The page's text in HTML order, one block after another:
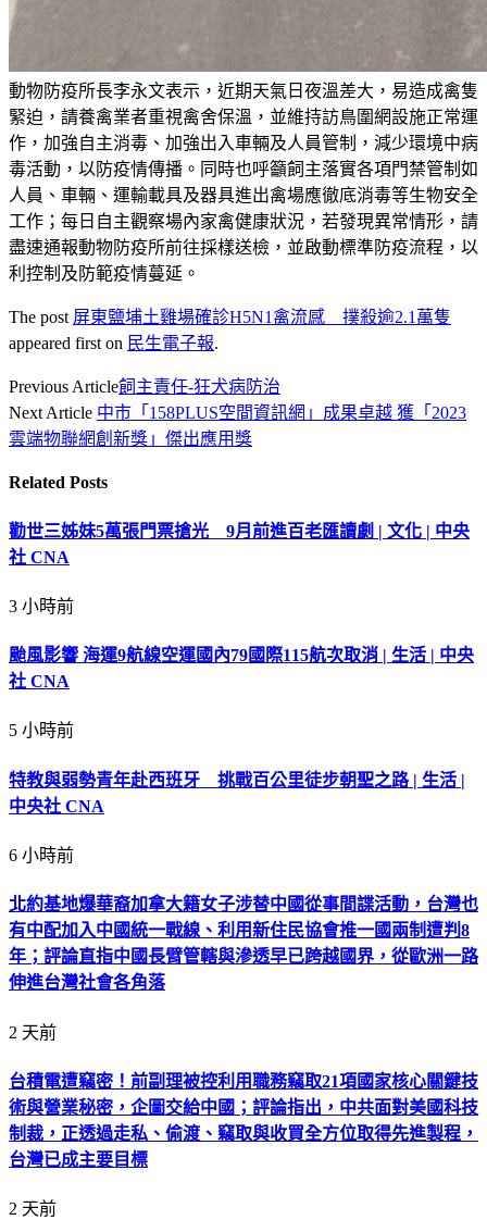
動物防疫所長李永文表示，近期天氣日夜溫差大，易造成禽隻
緊迫，請養禽業者重視禽舍保溫，並維持訪鳥圍網設施正常運
作，加強自主消毒、加強出入車輛及人員管制，減少環境中病
毒活動，以防疫情傳播。同時也呼籲飼主落實各項門禁管制如
人員、車輛、運輸載具及器具進出禽場應徹底消毒等生物安全
工作；每日自主觀察場內家禽健康狀況，若發現異常情形，請
盡速通報動物防疫所前往採樣送檢，並啟動標準防疫流程，以
利控制及防範疫情蔓延。
The post 屏東鹽埔土雞場確診H5N1禽流感 撲殺逾2.1萬隻
appeared first on 民生電子報.
Previous Article飼主責任-狂犬病防治
Next Article 中市「158PLUS空間資訊網」成果卓越 獲「2023
雲端物聯網創新獎」傑出應用獎
Related Posts
勸世三姊妹5萬張門票搶光 9月前進百老匯讀劇 | 文化 | 中央
社 CNA
3 小時前
颱風影響 海運9航線空運國內79國際115航次取消 | 生活 | 中央
社 CNA
5 小時前
特教與弱勢青年赴西班牙 挑戰百公里徒步朝聖之路 | 生活 |
中央社 CNA
6 小時前
北約基地爆華裔加拿大籍女子涉替中國從事間諜活動，台灣也
有中配加入中國統一戰線、利用新住民協會推一國兩制遭判8
年；評論直指中國長臂管轄與滲透早已跨越國界，從歐洲一路
伸進台灣社會各角落
2 天前
台積電遭竊密！前副理被控利用職務竊取21項國家核心關鍵技
術與營業秘密，企圖交給中國；評論指出，中共面對美國科技
制裁，正透過走私、偷渡、竊取與收買全方位取得先進製程，
台灣已成主要目標
2 天前